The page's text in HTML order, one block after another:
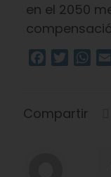
en el 2050
Facebook
Twitter
Compartir